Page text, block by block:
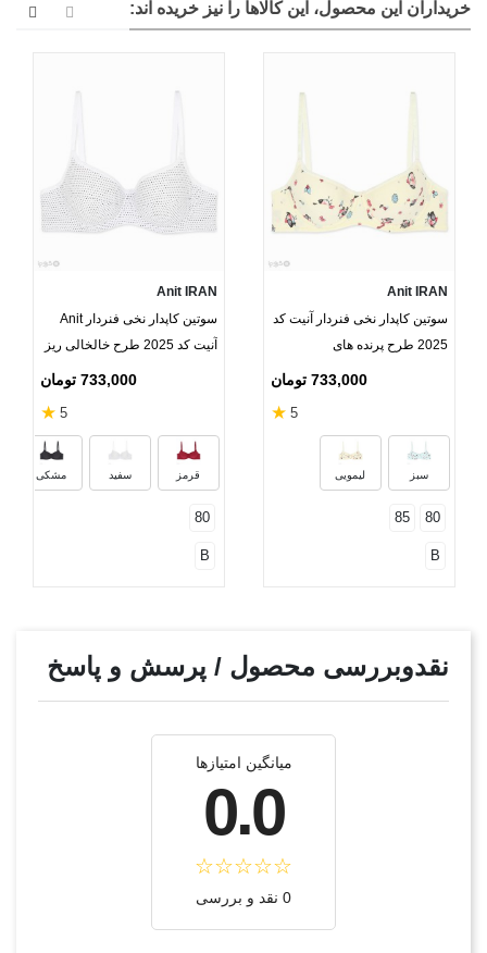
خریداران این محصول، این کالاها را نیز خریده اند:
Anit IRAN
سوتین کاپدار نخی فنردار آنیت کد
2025 طرح پرنده های
733,000 تومان
5
★
سبز لیمویی
80
85
B
Anit IRAN
سوتین کاپدار نخی فنردار Anit
آنیت کد 2025 طرح خالخالی ریز
733,000 تومان
5
★
قرمز سفید مشکی
80
B
نقدوبررسی محصول / پرسش و پاسخ
میانگین امتیازها
0.0
0 نقد و بررسی